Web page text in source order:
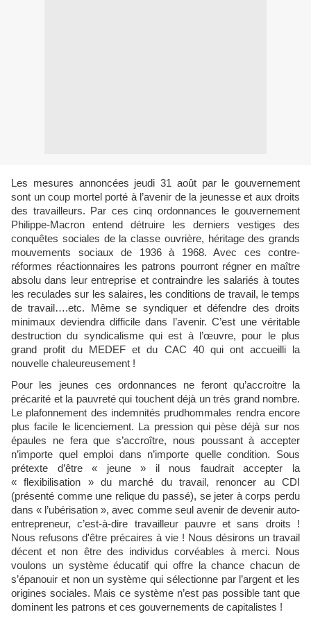
Les mesures annoncées jeudi 31 août par le gouvernement
sont un coup mortel porté à l’avenir de la jeunesse et aux droits
des travailleurs. Par ces cinq ordonnances le gouvernement
Philippe-Macron entend détruire les derniers vestiges des
conquêtes sociales de la classe ouvrière, héritage des grands
mouvements sociaux de 1936 à 1968. Avec ces contre-
réformes réactionnaires les patrons pourront régner en maître
absolu dans leur entreprise et contraindre les salariés à toutes
les reculades sur les salaires, les conditions de travail, le temps
de travail….etc. Même se syndiquer et défendre des droits
minimaux deviendra difficile dans l’avenir. C’est une véritable
destruction du syndicalisme qui est à l’œuvre, pour le plus
grand profit du MEDEF et du CAC 40 qui ont accueilli la
nouvelle chaleureusement !
Pour les jeunes ces ordonnances ne feront qu’accroitre la
précarité et la pauvreté qui touchent déjà un très grand nombre.
Le plafonnement des indemnités prudhommales rendra encore
plus facile le licenciement. La pression qui pèse déjà sur nos
épaules ne fera que s’accroître, nous poussant à accepter
n’importe quel emploi dans n’importe quelle condition. Sous
prétexte d’être « jeune » il nous faudrait accepter la
« flexibilisation » du marché du travail, renoncer au CDI
(présenté comme une relique du passé), se jeter à corps perdu
dans « l’ubérisation », avec comme seul avenir de devenir auto-
entrepreneur, c’est-à-dire travailleur pauvre et sans droits !
Nous refusons d'être précaires à vie ! Nous désirons un travail
décent et non être des individus corvéables à merci. Nous
voulons un système éducatif qui offre la chance chacun de
s’épanouir et non un système qui sélectionne par l’argent et les
origines sociales. Mais ce système n’est pas possible tant que
dominent les patrons et ces gouvernements de capitalistes !